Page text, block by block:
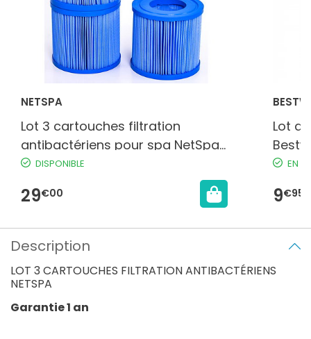
NETSPA
Lot 3 cartouches filtration
antibactériens pour spa NetSpa
Vita Premium
DISPONIBLE
29€00
Lot
EN
9€95
Description
LOT 3 CARTOUCHES FILTRATION ANTIBACTÉRIENS
NETSPA
Garantie 1 an